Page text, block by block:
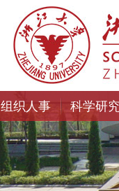
组织人事 科学研